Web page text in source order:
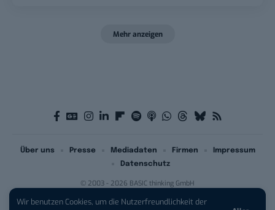
Wir benutzen Cookies, um die Nutzerfreundlichkeit der
Mehr anzeigen
© 2003 - 2026 BASIC thinking GmbH
Über uns Presse Mediadaten Firmen
Impressum
Datenschutz